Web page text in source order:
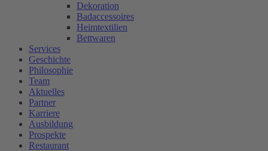
Dekoration
Badaccessoires
Heimtextilien
Bettwaren
Services
Geschichte
Philosophie
Team
Aktuelles
Partner
Karriere
Ausbildung
Prospekte
Restaurant